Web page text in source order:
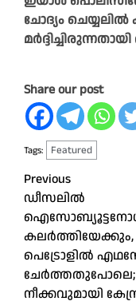
ചോദ്യം
Share our post
Tags: Featured
Post
navigation
Previous
ഡീസലിൽ
കലർത്തിയേക്കും,
പെട്രോളിൽ
ചേർത്തതുപോലെ;
നീക്കവുമായി